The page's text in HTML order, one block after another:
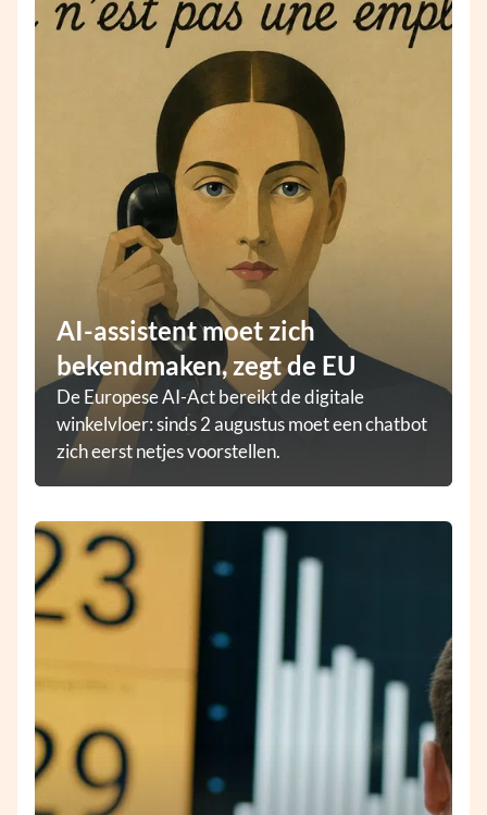
AI-assistent moet zich
bekendmaken, zegt de EU
De Europese AI-Act bereikt de digitale
winkelvloer: sinds 2 augustus moet een chatbot
zich eerst netjes voorstellen.